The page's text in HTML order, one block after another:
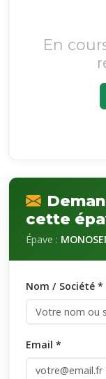
En
cette
Épave :
Nom / Société *
Email *